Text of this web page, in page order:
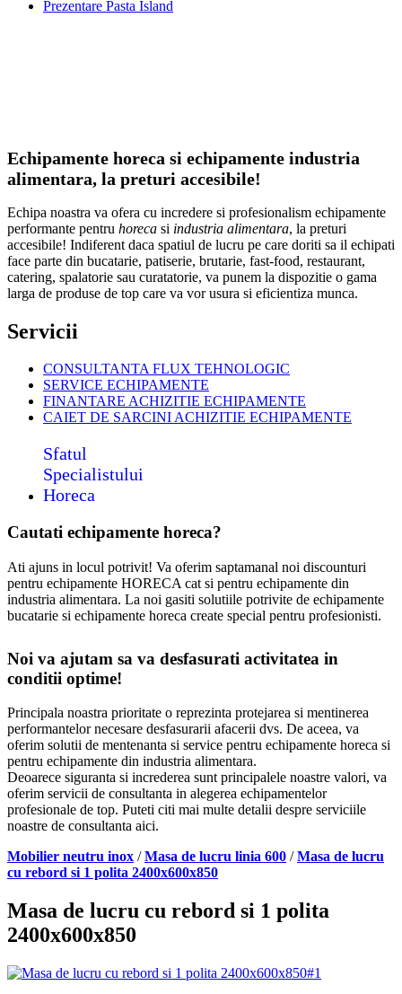
Prezentare Pasta Island
Echipamente horeca si echipamente industria
alimentara, la preturi accesibile!
Echipa noastra va ofera cu incredere si profesionalism echipamente
performante pentru horeca si industria alimentara, la preturi
accesibile! Indiferent daca spatiul de lucru pe care doriti sa il echipati
face parte din bucatarie, patiserie, brutarie, fast-food, restaurant,
catering, spalatorie sau curatatorie, va punem la dispozitie o gama
larga de produse de top care va vor usura si eficientiza munca.
Servicii
CONSULTANTA FLUX TEHNOLOGIC
SERVICE ECHIPAMENTE
FINANTARE ACHIZITIE ECHIPAMENTE
CAIET DE SARCINI ACHIZITIE ECHIPAMENTE
Sfatul
Specialistului
Horeca
Cautati echipamente horeca?
Ati ajuns in locul potrivit! Va oferim saptamanal noi discounturi
pentru echipamente HORECA cat si pentru echipamente din
industria alimentara. La noi gasiti solutiile potrivite de echipamente
bucatarie si echipamente horeca create special pentru profesionisti.
Noi va ajutam sa va desfasurati activitatea in
conditii optime!
Principala noastra prioritate o reprezinta protejarea si mentinerea
performantelor necesare desfasurarii afacerii dvs. De aceea, va
oferim solutii de mentenanta si service pentru echipamente horeca si
pentru echipamente din industria alimentara.
Deoarece siguranta si increderea sunt principalele noastre valori, va
oferim servicii de consultanta in alegerea echipamentelor
profesionale de top. Puteti citi mai multe detalii despre serviciile
noastre de consultanta aici.
Mobilier neutru inox /Masa de lucru linia 600 /Masa de lucru
cu rebord si 1 polita 2400x600x850
Masa de lucru cu rebord si 1 polita
2400x600x850